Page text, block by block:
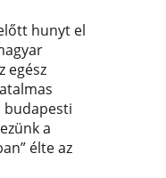
hunyt el
egész
budapesti
a
élte az